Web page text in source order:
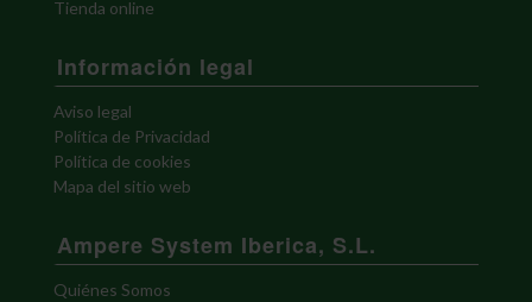
Tienda online
Información legal
Aviso legal
Política de Privacidad
Política de cookies
Mapa del sitio web
Ampere System Iberica, S.L.
Quiénes Somos